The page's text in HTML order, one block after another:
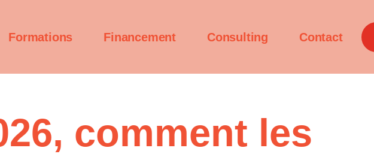
Formations Financement Consulting Contact
comment les